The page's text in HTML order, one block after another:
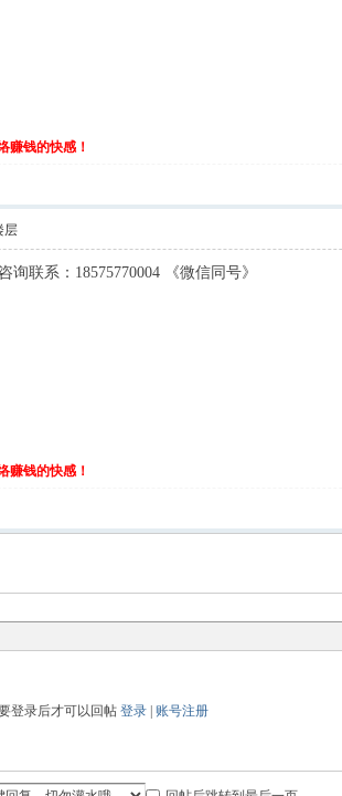
赚钱的快感！
层
联系：18575770004 《微信同号》
赚钱的快感！
登录后才可以回帖 登录 账号注册